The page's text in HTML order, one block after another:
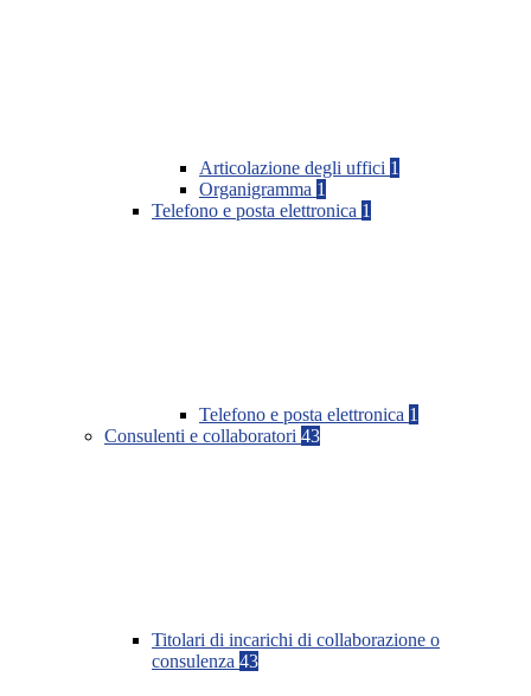
Articolazione degli uffici 1
Organigramma 1
Telefono e posta elettronica 1
Telefono e posta elettronica 1
Consulenti e collaboratori 43
Titolari di incarichi di collaborazione o
consulenza 43